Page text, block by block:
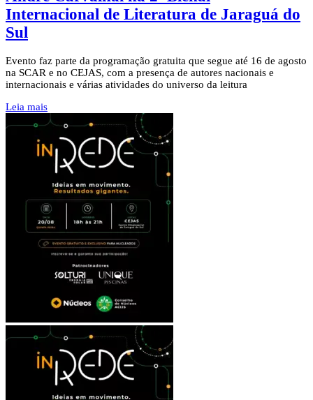
Internacional de Literatura de Jaraguá do
Sul
Evento faz parte da programação gratuita que segue até 16 de agosto
na SCAR e no CEJAS, com a presença de autores nacionais e
internacionais e várias atividades do universo da leitura
Leia mais